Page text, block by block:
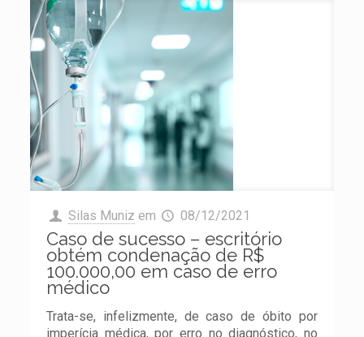
Silas Muniz em 08/12/2021
Caso de sucesso – escritório
obtém condenação de R$
100.000,00 em caso de erro
médico
Trata-se, infelizmente, de caso de óbito por
imperícia médica, por erro no diagnóstico, no